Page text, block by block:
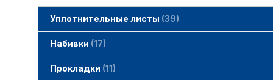
Уплотнительные листы 39
Набивки 17
Прокладки 11